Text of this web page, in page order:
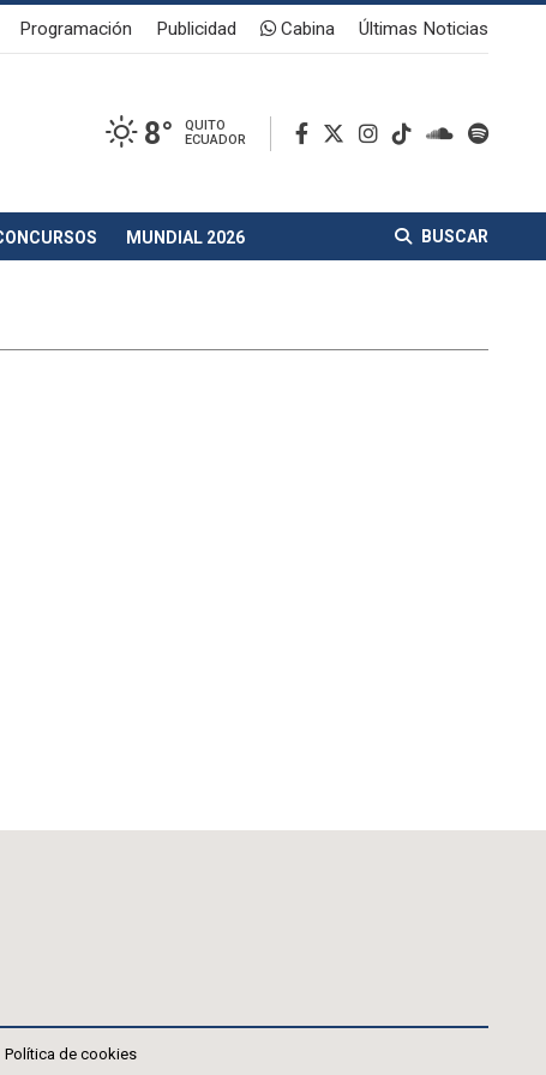
Programación Publicidad Cabina Últimas Noticias
8°
QUITO
ECUADOR
MUNDIAL 2026 BUSCAR
Política de cookies